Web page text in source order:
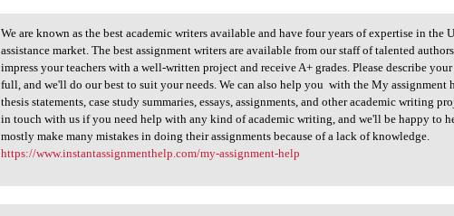
We are known as the best
We are known as the best academic writers available and have four years of expertise in the
assistance market. The best assignment writers are available from our staff of talented
impress your teachers with a well-written project and receive A+ grades. Please describe
full, and we'll do our best to suit your needs. We can also help you with the My assignment
thesis statements, case study summaries, essays, assignments, and other academic writing
in touch with us if you need help with any kind of academic writing, and we'll be happy to
mostly make many mistakes in doing their assignments because of a lack of knowledge.
https://www.instantassignmenthelp.com/my-assignment-help